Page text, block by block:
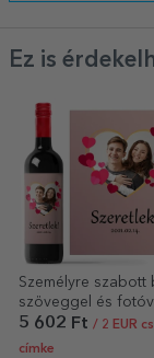
Ez is
Személyre szabott
szöveggel és
Szerelmes
5 602 Ft / 2 EUR
címke